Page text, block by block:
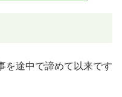
を途中で諦めて以来です